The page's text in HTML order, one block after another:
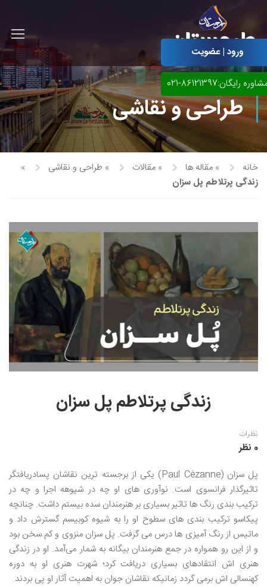
آموزش مجازی طراحی لباس
آموزش مجازی گرافیک
آموزش مجازی طراحی داخلی
نقاشی رنگ روغن
نقاشی آبرنگ
نقاشی کودک و نوجوان
طراحی سیاه قلم
نقاشی مینیاتور(نگارگری)
خوشنویسی نستعلیق
خوشنویسی با خودکار
خط نقاشی
ورود | عضویت
رایگان:86121397-021
طراحی و نقاشی
خانه » مقاله ها » مقالات » طراحی و نقاشی
»
زندگی پرتلاطم پل سزان
زندگی پرتلاطم پل سزان
نظرات
0 نظر
پل سزان (Paul Cézanne) یکی از برجسته ‌ترین نقاشان پسادریافتگر
تاثیرگذار فرانسوی است. نوآوری ‌های او چه در شیوهه اجرا و چه در
ترکیب ‌بندی رنگ ها تاثیر بسیاری بر هنرمندان سده بیستم داشت. چنانچه
پیکاسو ترکیب ‌بندی‌ های سطوح او را به شیوه کوبیسم گسترش داد و
ماتیس از رنگ‌ آمیزی‌ ها درس می گرفت. پل سزان منزوی و کم‌ سخن بود
و از این ‌رو همواره در جمع هنرمندان بیگانه به شمار می‌آمد. او در زندگی
هنری اش انتقادهای بسیاری دریافت کرد؛ شهرت هنری او به دوره
کهنسالی‌ اش برمی گردد زمانیکه نقاشان جوان به اهمیت آثار او پی بردند.